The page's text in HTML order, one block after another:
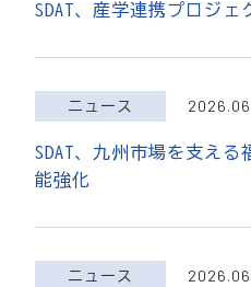
SDAT、産学連携プロジェ
ニュース
SDAT、九州市場を支え
能強化
ニュース